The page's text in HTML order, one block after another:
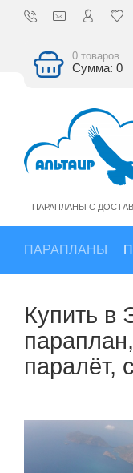
0 товаров
Сумма: 0
ПАРАПЛАНЫ С
ПАРАПЛАНЫ
Купить в
паралёт,